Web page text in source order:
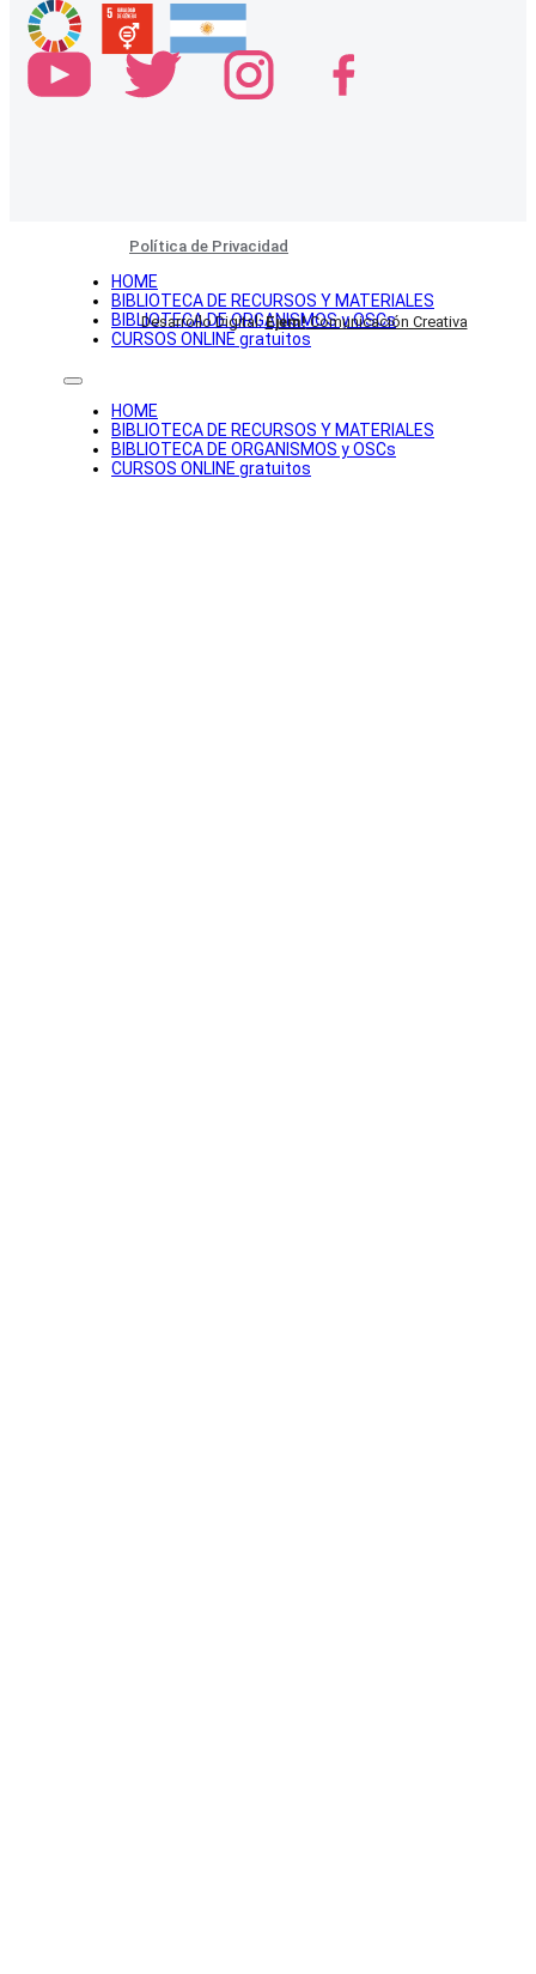
Política de Privacidad
HOME
BIBLIOTECA DE RECURSOS Y MATERIALES
BIBLIOTECA DE ORGANISMOS y OSCs
CURSOS ONLINE gratuitos
HOME
BIBLIOTECA DE RECURSOS Y MATERIALES
BIBLIOTECA DE ORGANISMOS y OSCs
CURSOS ONLINE gratuitos
Desarrollo Digital:Ejem!Comunicación Creativa